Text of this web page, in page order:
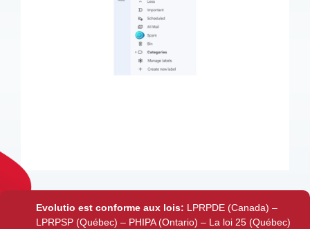
Evolutio est conforme aux lois: LPRPDE (Canada) –
LPRPSP (Québec) – PHIPA (Ontario) – La loi 25 (Québec)